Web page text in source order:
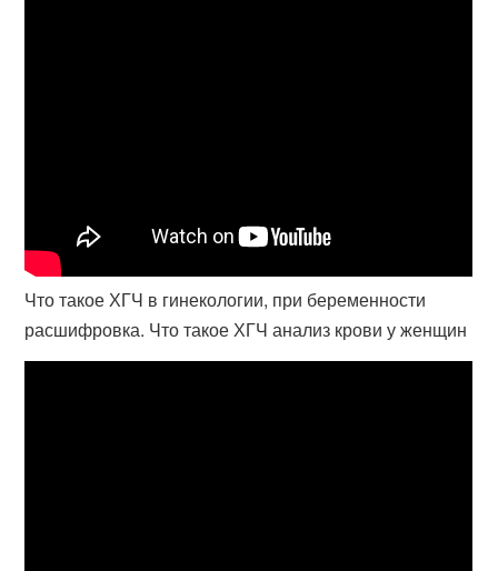
Что такое ХГЧ в гинекологии, при беременности
расшифровка. Что такое ХГЧ анализ крови у женщин